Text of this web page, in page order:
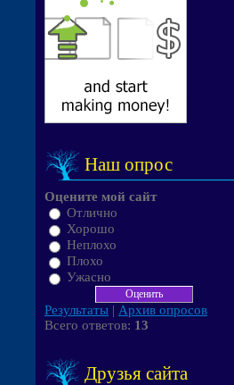
Наш опрос
Оцените мой сайт
Отлично
Хорошо
Неплохо
Плохо
Ужасно
Результаты | Архив опросов
Всего ответов: 13
Друзья сайта